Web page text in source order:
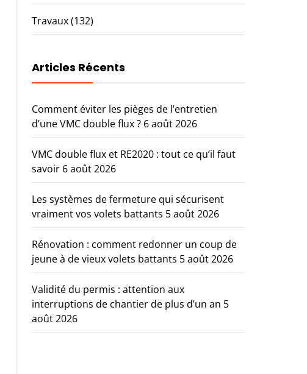
Travaux(132)
Articles Récents
Comment éviter les pièges de l’entretien
d’une VMC double flux ? 6 août 2026
VMC double flux et RE2020 : tout ce qu’il faut
savoir 6 août 2026
Les systèmes de fermeture qui sécurisent
vraiment vos volets battants 5 août 2026
Rénovation : comment redonner un coup de
jeune à de vieux volets battants 5 août 2026
Validité du permis : attention aux
interruptions de chantier de plus d’un an 5
août 2026